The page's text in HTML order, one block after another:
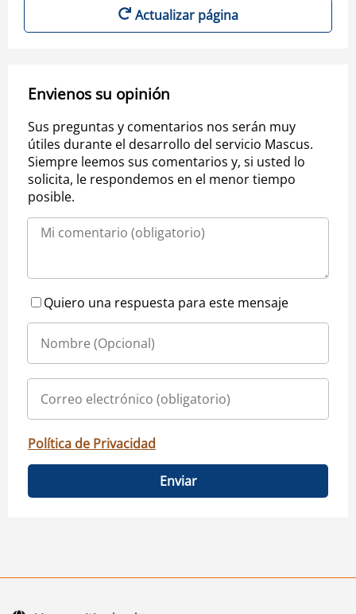
Actualizar página
Envienos su opinión
Sus preguntas y comentarios nos serán muy
útiles durante el desarrollo del servicio Mascus.
Siempre leemos sus comentarios y, si usted lo
solicita, le respondemos en el menor tiempo
posible.
Quiero una respuesta para este mensaje
Política de Privacidad
Enviar